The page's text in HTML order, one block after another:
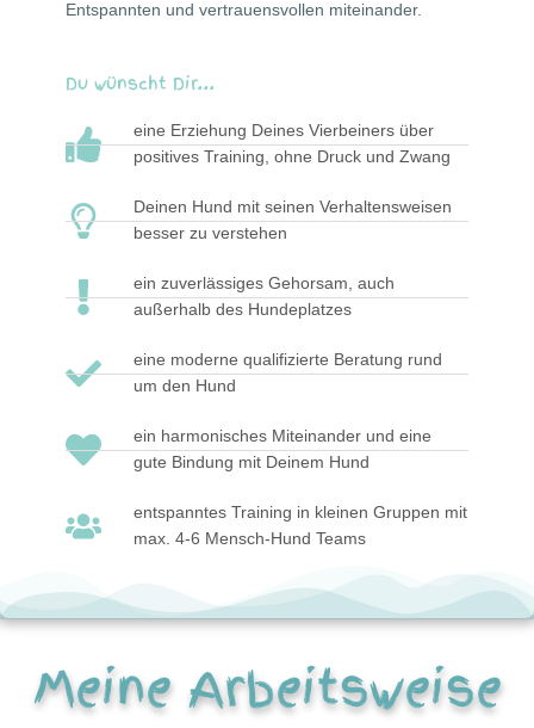
Entspannten und vertrauensvollen miteinander.
Du wünscht Dir...
eine Erziehung Deines Vierbeiners über
positives Training, ohne Druck und Zwang
Deinen Hund mit seinen Verhaltensweisen
besser zu verstehen
ein zuverlässiges Gehorsam, auch
außerhalb des Hundeplatzes
eine moderne qualifizierte Beratung rund
um den Hund
ein harmonisches Miteinander und eine
gute Bindung mit Deinem Hund
entspanntes Training in kleinen Gruppen mit
max. 4-6 Mensch-Hund Teams
Meine Arbeitsweise